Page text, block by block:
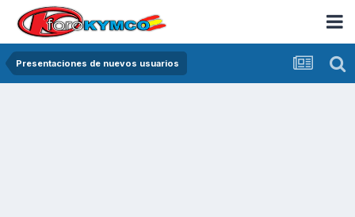
Presentaciones de nuevos usuarios